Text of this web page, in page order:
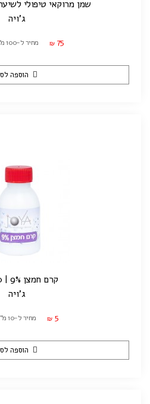
שמן מרוקאי טיפולי לשיער יבש
ג'ויה
₪ 75 מחיר ל-100 מ"ל: ₪75.00
הוספה
קרם חמצן 9% | 60 מ"ל
ג'ויה
₪ 5 מחיר ל-10 מ"ל: ₪0.83
הוספה